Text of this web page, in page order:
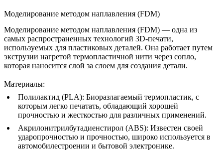
Моделирование методом наплавления (FDM)
Моделирование методом наплавления (FDM) — одна из
самых распространенных технологий 3D-печати,
используемых для пластиковых деталей. Она работает путем
экструзии нагретой термопластичной нити через сопло,
которая наносится слой за слоем для создания детали.
Материалы:
Полилактид (PLA): Биоразлагаемый термопластик, с
которым легко печатать, обладающий хорошей
прочностью и жесткостью для различных применений.
Акрилонитрилбутадиенстирол (ABS): Известен своей
ударопрочностью и прочностью, широко используется в
автомобилестроении и бытовой электронике.